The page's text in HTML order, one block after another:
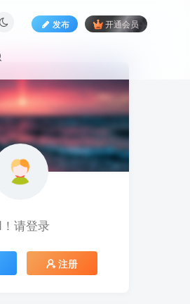
发布 开通会员
请登录
请登录
注册